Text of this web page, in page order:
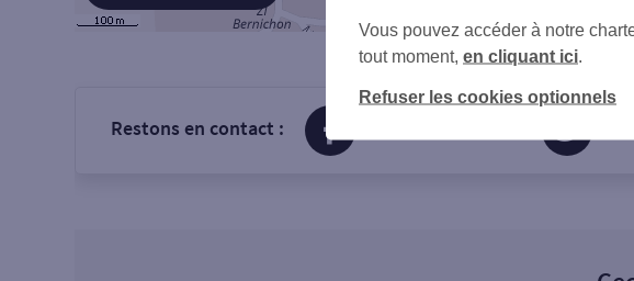
Restons en contact :
Vous pouvez accéder à notre
tout moment, en cliquant ici
Refuser les cookies optionnels